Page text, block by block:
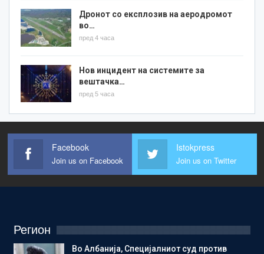
Дронот со експлозив на аеродромот
во…
пред 4 часа
Нов инцидент на системите за
вештачка…
пред 5 часа
Facebook
Join us on Facebook
Istokpress
Join us on Twitter
Регион
Во Албанија, Специјалниот суд против